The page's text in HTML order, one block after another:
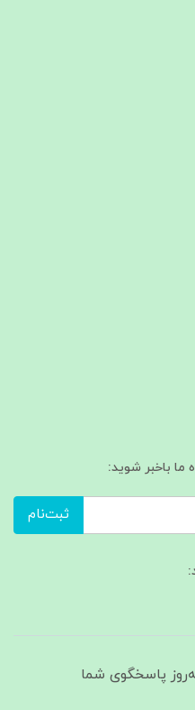
ما باخبر شوید:
ثبت‌نام
شبانه‌روز پاسخگوی شما